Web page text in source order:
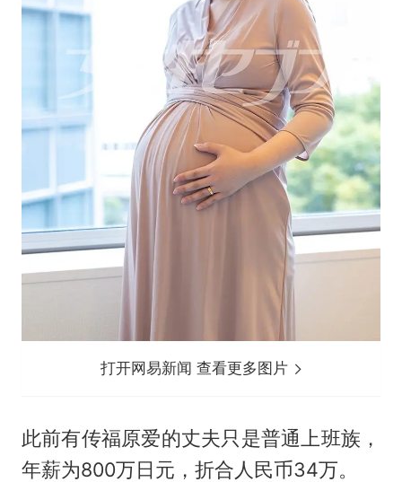
打开网易新闻 查看更多图片
此前有传福原爱的丈夫只是普通上班族，
年薪为800万日元，折合人民币34万。